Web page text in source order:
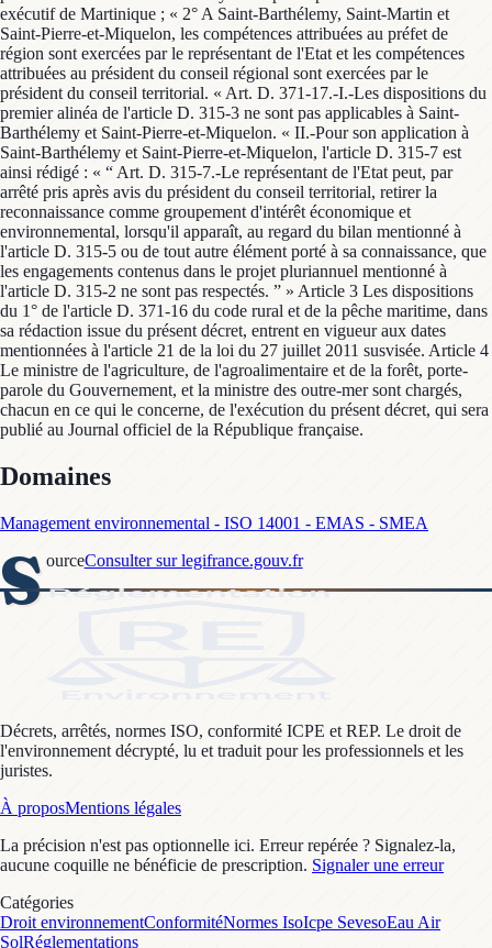
exécutif de Martinique ; « 2° A Saint-Barthélemy, Saint-Martin et
Saint-Pierre-et-Miquelon, les compétences attribuées au préfet de
région sont exercées par le représentant de l'Etat et les compétences
attribuées au président du conseil régional sont exercées par le
président du conseil territorial. « Art. D. 371-17.-I.-Les dispositions du
premier alinéa de l'article D. 315-3 ne sont pas applicables à Saint-
Barthélemy et Saint-Pierre-et-Miquelon. « II.-Pour son application à
Saint-Barthélemy et Saint-Pierre-et-Miquelon, l'article D. 315-7 est
ainsi rédigé : « “ Art. D. 315-7.-Le représentant de l'Etat peut, par
arrêté pris après avis du président du conseil territorial, retirer la
reconnaissance comme groupement d'intérêt économique et
environnemental, lorsqu'il apparaît, au regard du bilan mentionné à
l'article D. 315-5 ou de tout autre élément porté à sa connaissance, que
les engagements contenus dans le projet pluriannuel mentionné à
l'article D. 315-2 ne sont pas respectés. ” » Article 3 Les dispositions
du 1° de l'article D. 371-16 du code rural et de la pêche maritime, dans
sa rédaction issue du présent décret, entrent en vigueur aux dates
mentionnées à l'article 21 de la loi du 27 juillet 2011 susvisée. Article 4
Le ministre de l'agriculture, de l'agroalimentaire et de la forêt, porte-
parole du Gouvernement, et la ministre des outre-mer sont chargés,
chacun en ce qui le concerne, de l'exécution du présent décret, qui sera
publié au Journal officiel de la République française.
Domaines
Management environnemental - ISO 14001 - EMAS - SMEA
S ourceConsulter sur legifrance.gouv.fr
Décrets, arrêtés, normes ISO, conformité ICPE et REP. Le droit de
l'environnement décrypté, lu et traduit pour les professionnels et les
juristes.
À proposMentions légales
La précision n'est pas optionnelle ici. Erreur repérée ? Signalez-la,
aucune coquille ne bénéficie de prescription. Signaler une erreur
Catégories
Droit environnementConformitéNormes IsoIcpe SevesoEau Air
SolRéglementations